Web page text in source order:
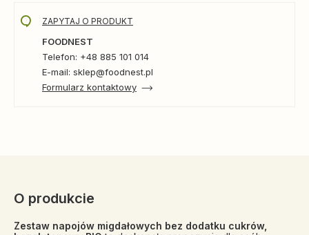
ZAPYTAJ O PRODUKT
FOODNEST
Telefon: +48 885 101 014
E-mail: sklep@foodnest.pl
Formularz kontaktowy
O produkcie
Zestaw napojów migdałowych bez dodatku cukrów,